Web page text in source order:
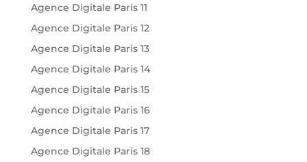
Agence Digitale Paris 11
Agence Digitale Paris 12
Agence Digitale Paris 13
Agence Digitale Paris 14
Agence Digitale Paris 15
Agence Digitale Paris 16
Agence Digitale Paris 17
Agence Digitale Paris 18